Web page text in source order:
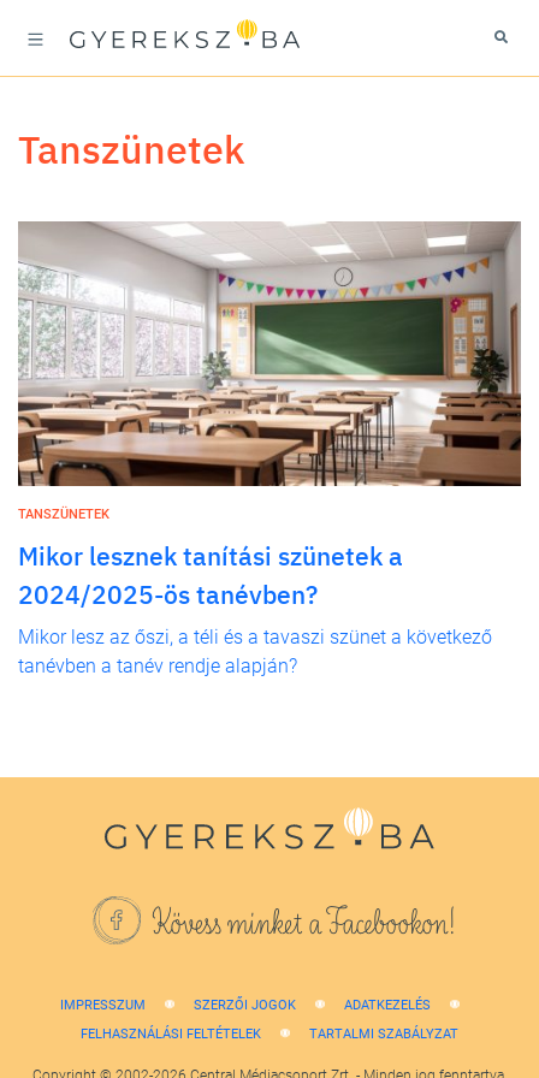
tanszünetek
TANSZÜNETEK
Mikor lesznek tanítási szünetek a
2024/2025-ös tanévben?
Mikor lesz az őszi, a téli és a tavaszi szünet a következő
tanévben a tanév rendje alapján?
Kövess minket a Facebookon!
IMPRESSZUM SZERZŐI JOGOK
ADATKEZELÉS
FELHASZNÁLÁSI FELTÉTELEK
TARTALMI SZABÁLYZAT